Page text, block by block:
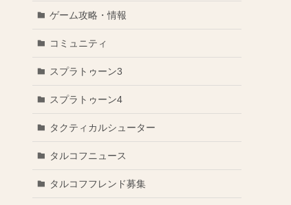
ゲーム攻略・情報
コミュニティ
スプラトゥーン3
スプラトゥーン4
タクティカルシューター
タルコフニュース
タルコフフレンド募集